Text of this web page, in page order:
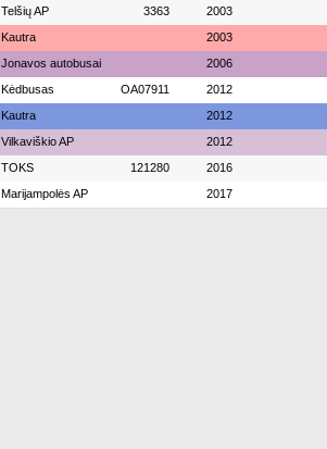
Telšių AP 3363 2003
Kautra 2003
Jonavos autobusai 2006
Kėdbusas OA07911 2012
Kautra 2012
Vilkaviškio AP 2012
TOKS 121280 2016
Marijampolės AP 2017